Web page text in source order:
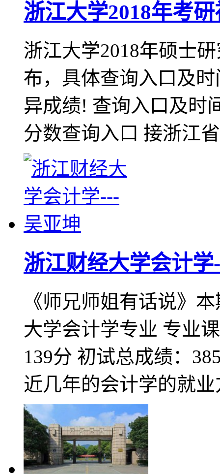
浙江大学2018年考
浙江大学2018年硕士
布，具体查询入口及
异成绩! 查询入口及时
分数查询入口 接浙江
浙江财经大学会计学
《师兄师姐有话说》
大学会计学专业 专业
139分 初试总成绩：
近几年的会计学的就